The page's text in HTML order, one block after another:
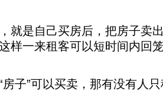
是自己买房后，把房子卖
样一来租客可以短时间内回
”可以买卖，那有没有人只